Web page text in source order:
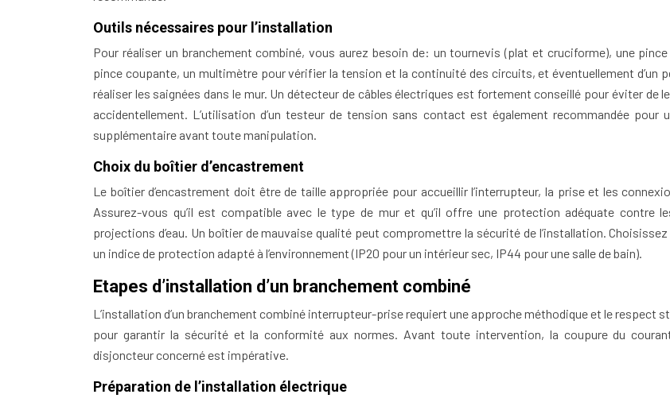
Outils nécessaires pour l’installation
Pour réaliser un branchement combiné, vous aurez besoin de: un tournevis (plat et cruciforme), une pince
pince coupante, un multimètre pour vérifier la tension et la continuité des circuits, et éventuellement d’un
réaliser les saignées dans le mur. Un détecteur de câbles électriques est fortement conseillé pour éviter de
accidentellement. L’utilisation d’un testeur de tension sans contact est également recommandée pour
supplémentaire avant toute manipulation.
Choix du boîtier d’encastrement
Le boîtier d’encastrement doit être de taille appropriée pour accueillir l’interrupteur, la prise et les
Assurez-vous qu’il est compatible avec le type de mur et qu’il offre une protection adéquate contre
projections d’eau. Un boîtier de mauvaise qualité peut compromettre la sécurité de l’installation.
un indice de protection adapté à l’environnement (IP20 pour un intérieur sec, IP44 pour une salle de bain).
Etapes d’installation d’un branchement combiné
L’installation d’un branchement combiné interrupteur-prise requiert une approche méthodique et le respect
pour garantir la sécurité et la conformité aux normes. Avant toute intervention, la coupure du
disjoncteur concerné est impérative.
Préparation de l’installation électrique